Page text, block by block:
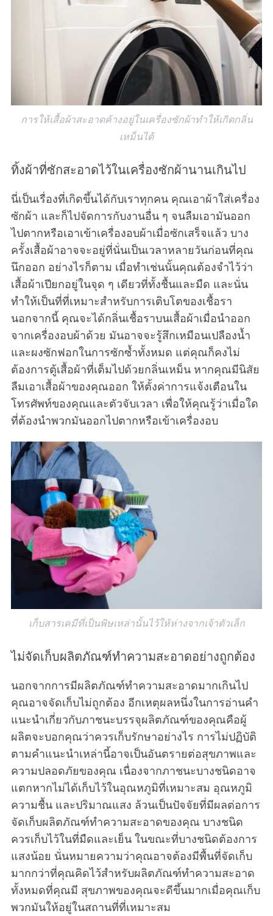
การให้เสื้อผ้าสะอาดค้างอยู่ในเครื่องซักผ้าทำให้เกิดกลิ่น
เหม็นได้
ทิ้งผ้าที่ซักสะอาดไว้ในเครื่องซักผ้านานเกินไป
นี่เป็นเรื่องที่เกิดขึ้นได้กับเราทุกคน คุณเอาผ้าใส่เครื่อง
ซักผ้า และก็ไปจัดการกับงานอื่น ๆ จนลืมเอามันออก
ไปตากหรือเอาเข้าเครื่องอบผ้าเมื่อซักเสร็จแล้ว บาง
ครั้งเสื้อผ้าอาจจะอยู่ที่นั่นเป็นเวลาหลายวันก่อนที่คุณ
นึกออก อย่างไรก็ตาม เมื่อทำเช่นนั้นคุณต้องจำไว้ว่า
เสื้อผ้าเปียกอยู่ในจุด ๆ เดียวที่ทั้งชื้นและมืด และนั่น
ทำให้เป็นที่ที่เหมาะสำหรับการเติบโตของเชื้อรา
นอกจากนี้ คุณจะได้กลิ่นเชื้อราบนเสื้อผ้าเมื่อนำออก
จากเครื่องอบผ้าด้วย มันอาจจะรู้สึกเหมือนเปลืองน้ำ
และผงซักฟอกในการซักซ้ำทั้งหมด แต่คุณก็คงไม่
ต้องการตู้เสื้อผ้าที่เต็มไปด้วยกลิ่นเหม็น หากคุณมีนิสัย
ลืมเอาเสื้อผ้าของคุณออก ให้ตั้งค่าการแจ้งเตือนใน
โทรศัพท์ของคุณและตัวจับเวลา เพื่อให้คุณรู้ว่าเมื่อใด
ที่ต้องนำพวกมันออกไปตากหรือเข้าเครื่องอบ
เก็บสารเคมีที่เป็นพิษเหล่านั้นไว้ให้ห่างจากเจ้าตัวเล็ก
ไม่จัดเก็บผลิตภัณฑ์ทำความสะอาดอย่างถูกต้อง
นอกจากการมีผลิตภัณฑ์ทำความสะอาดมากเกินไป
คุณอาจจัดเก็บไม่ถูกต้อง อีกเหตุผลหนึ่งในการอ่านคำ
แนะนำเกี่ยวกับภาชนะบรรจุผลิตภัณฑ์ของคุณคือผู้
ผลิตจะบอกคุณว่าควรเก็บรักษาอย่างไร การไม่ปฏิบัติ
ตามคำแนะนำเหล่านี้อาจเป็นอันตรายต่อสุขภาพและ
ความปลอดภัยของคุณ เนื่องจากภาชนะบางชนิดอาจ
แตกหากไม่ได้เก็บไว้ในอุณหภูมิที่เหมาะสม อุณหภูมิ
ความชื้น และปริมาณแสง ล้วนเป็นปัจจัยที่มีผลต่อการ
จัดเก็บผลิตภัณฑ์ทำความสะอาดของคุณ บางชนิด
ควรเก็บไว้ในที่มืดและเย็น ในขณะที่บางชนิดต้องการ
แสงน้อย นั่นหมายความว่าคุณอาจต้องมีพื้นที่จัดเก็บ
มากกว่าที่คุณคิดไว้สำหรับผลิตภัณฑ์ทำความสะอาด
ทั้งหมดที่คุณมี สุขภาพของคุณจะดีขึ้นมากเมื่อคุณเก็บ
พวกมันให้อยู่ในสถานที่ที่เหมาะสม